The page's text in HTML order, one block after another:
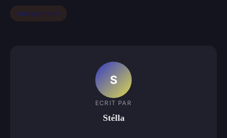
management
S
ECRIT PAR
Stélla